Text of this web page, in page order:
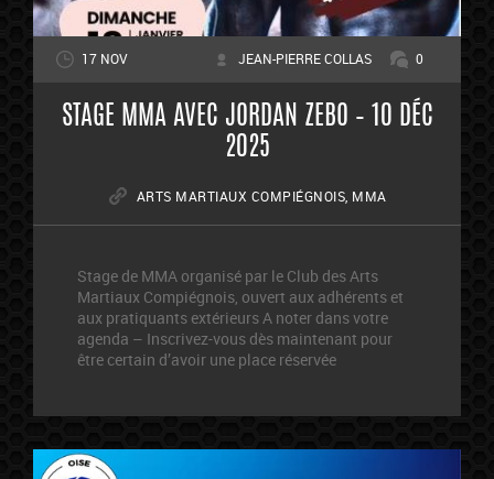
17 NOV JEAN-PIERRE COLLAS 0
STAGE MMA AVEC JORDAN ZEBO – 10 DÉC
2025
ARTS MARTIAUX COMPIÉGNOIS MMA
Stage de MMA organisé par le Club des Arts
Martiaux Compiégnois, ouvert aux adhérents et
aux pratiquants extérieurs A noter dans votre
agenda – Inscrivez-vous dès maintenant pour
être certain d’avoir une place réservée